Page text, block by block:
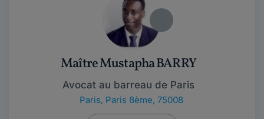
Maître Mustapha BARRY
Avocat au barreau de Paris
Paris, Paris 8ème, 75008